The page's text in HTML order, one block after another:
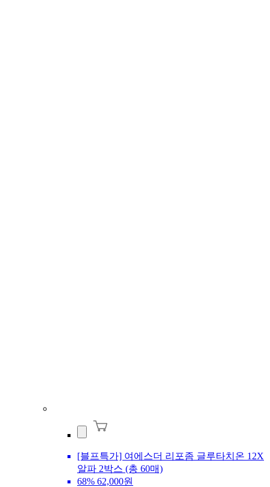
[블프특가] 여에스더 리포좀 글루타치온 12X
알파 2박스 (총 60매)
68% 62,000원